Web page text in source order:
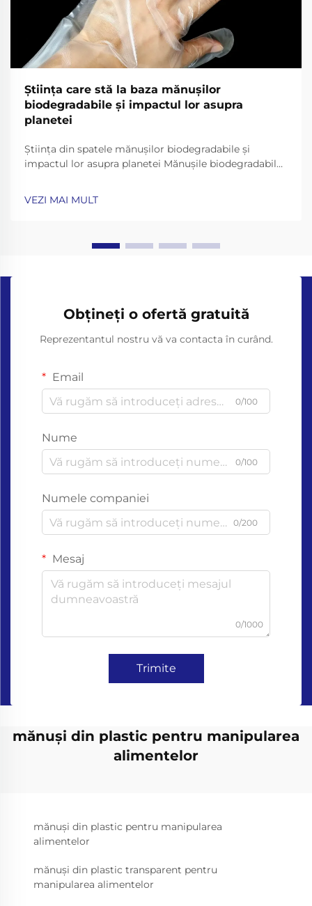
Ştiinţa care stă la baza mănuşilor
biodegradabile şi impactul lor asupra
planetei
Știința din spatele mănușilor biodegradabile și
impactul lor asupra planetei Mănușile biodegradabile
știința din spatele materialelor și descompunerii lor. -
VEZI MAI MULT
Obțineți o ofertă gratuită
Reprezentantul nostru vă va contacta în curând.
Email
0/100
Nume
0/100
Numele companiei
0/200
Mesaj
0/1000
Trimite
mănuși din plastic pentru manipularea
alimentelor
mănuși din plastic pentru manipularea
alimentelor
mănuși din plastic transparent pentru
manipularea alimentelor